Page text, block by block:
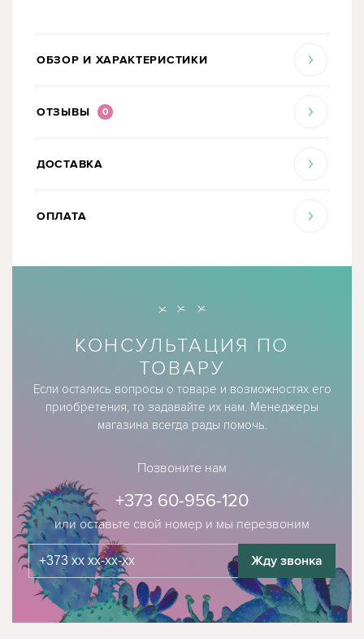
ОБЗОР И ХАРАКТЕРИСТИКИ
ОТЗЫВЫ 0
ДОСТАВКА
ОПЛАТА
КОНСУЛЬТАЦИЯ ПО
ТОВАРУ
Если остались вопросы о товаре и возможностях его
приобретения, то задавайте их нам. Менеджеры
магазина всегда рады помочь.
Позвоните нам
или оставьте свой номер и мы перезвоним
+373 60-956-120
Жду звонка